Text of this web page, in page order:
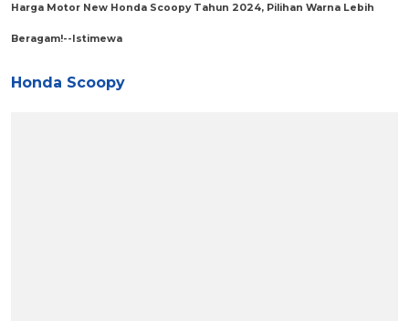
Harga Motor New Honda Scoopy Tahun 2024, Pilihan Warna Lebih
Beragam!--Istimewa
Honda Scoopy